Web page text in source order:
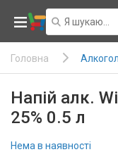
Головна
Напій алк.
25% 0.5 л
Нема в наявності